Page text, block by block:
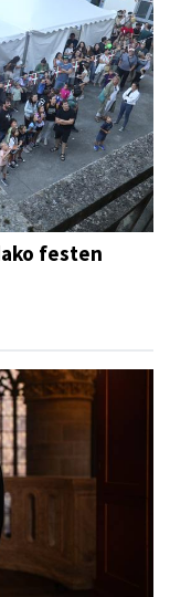
festen